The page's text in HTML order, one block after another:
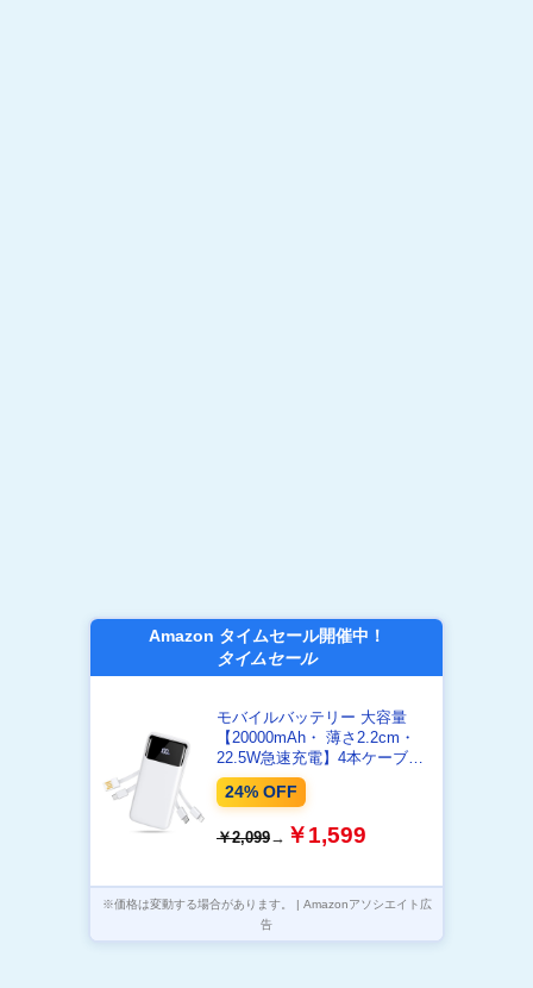
Amazon タイムセール開催中！
タイムセール
モバイルバッテリー 大容量
【20000mAh・ 薄さ2.2cm・
22.5W急速充電】4本ケーブル
内蔵 モバイルバッテリー 軽量
小型 4台同時充電 LED電量残
量表示 Type-C入出力ポート 携
帯充電器 スマホ 充電器 LEDラ
電/防災緊急用
24% OFF
￥2,099→ ￥1,599
※価格は変動する場合があります。 | Amazonアソシエイト広
告